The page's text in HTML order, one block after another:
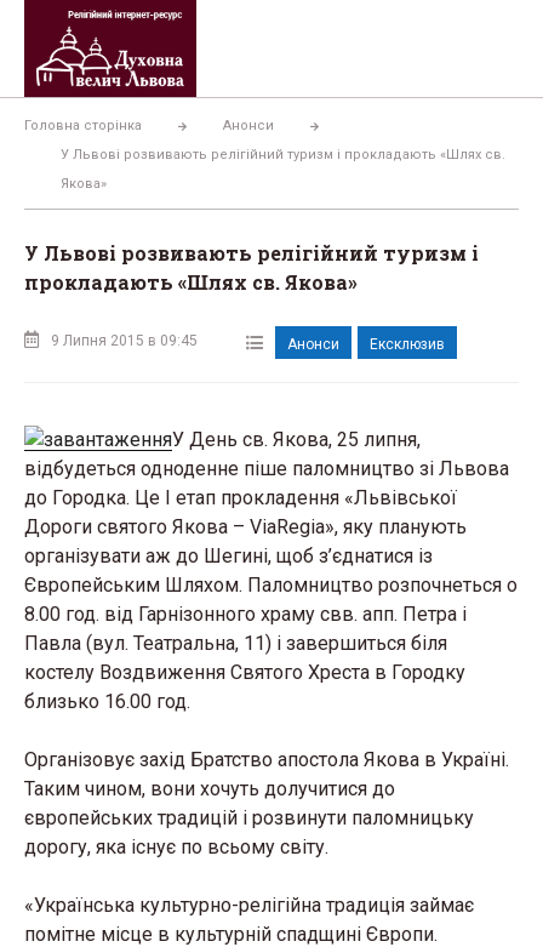
Перейти
вмісту
Головна сторінка
Анонси
У Львові розвивають релігійний туризм і прокладають «Шлях св.
Якова»
У Львові розвивають релігійний туризм і
прокладають «Шлях св. Якова»
9 Липня 2015 в 09:45 Анонси Ексклюзив
У День св. Якова, 25 липня,
відбудеться одноденне піше паломництво зі Львова
до Городка. Це І етап прокладення «Львівської
Дороги святого Якова – ViaRegia», яку планують
організувати аж до Шегині, щоб з’єднатися із
Європейським Шляхом. Паломництво розпочнеться о
8.00 год. від Гарнізонного храму свв. апп. Петра і
Павла (вул. Театральна, 11) і завершиться біля
костелу Воздвиження Святого Хреста в Городку
близько 16.00 год.
Організовує захід Братство апостола Якова в Україні.
Таким чином, вони хочуть долучитися до
європейських традицій і розвинути паломницьку
дорогу, яка існує по всьому світу.
«Українська культурно-релігійна традиція займає
помітне місце в культурній спадщині Європи.